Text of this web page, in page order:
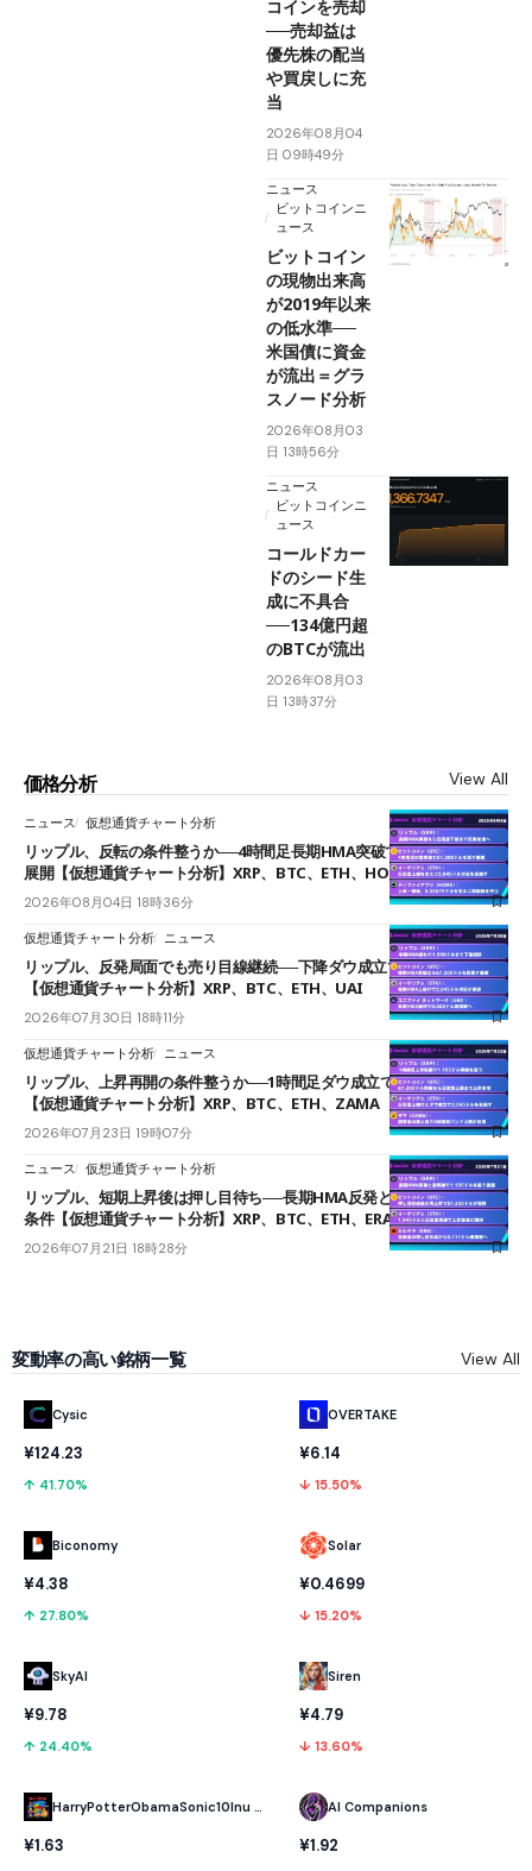
コインを売却
──売却益は
優先株の配当
や買戻しに充
当
2026年08月04
日 09時49分
ニュース
ビットコインニ
ュース
ビットコイン
の現物出来高
が2019年以来
の低水準──
米国債に資金
が流出＝グラ
スノード分析
2026年08月03
日 13時56分
ニュース
ビットコインニ
ュース
コールドカー
ドのシード生
成に不具合
──134億円超
のBTCが流出
2026年08月03
日 13時37分
価格分析 View All
ニュース 仮想通貨チャート分析
リップル、反転の条件整うか──4時間足長期HMA突破で雲下端を目指す
展開【仮想通貨チャート分析】XRP、BTC、ETH、HOME
2026年08月04日 18時36分
仮想通貨チャート分析 ニュース
リップル、反発局面でも売り目線継続──下降ダウ成立で下値追う展開
【仮想通貨チャート分析】XRP、BTC、ETH、UAI
2026年07月30日 18時11分
仮想通貨チャート分析 ニュース
リップル、上昇再開の条件整うか──1時間足ダウ成立で1.185ドルを狙う
【仮想通貨チャート分析】XRP、BTC、ETH、ZAMA
2026年07月23日 19時07分
ニュース 仮想通貨チャート分析
リップル、短期上昇後は押し目待ち──長期HMA反発と雲上抜けが買い
条件【仮想通貨チャート分析】XRP、BTC、ETH、ERA
2026年07月21日 18時28分
変動率の高い銘柄一覧 View All
Cysic
¥124.23
↑ 41.70%
Biconomy
¥4.38
↑ 27.80%
SkyAI
¥9.78
↑ 24.40%
HarryPotterObamaSonic10Inu (ETH)
¥1.63
OVERTAKE
¥6.14
↓ 15.50%
Solar
¥0.4699
↓ 15.20%
Siren
¥4.79
↓ 13.60%
AI Companions
¥1.92